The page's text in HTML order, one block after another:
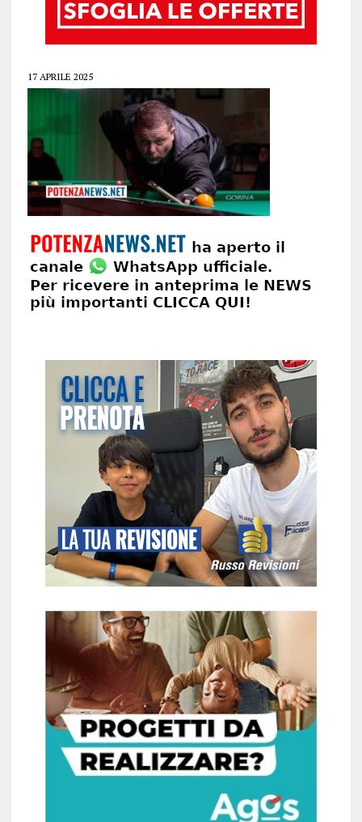
17 APRILE 2025